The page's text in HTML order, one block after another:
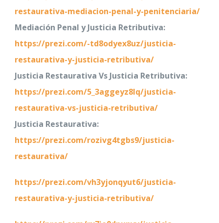
restaurativa-mediacion-penal-y-penitenciaria/
Mediación Penal y Justicia Retributiva:
https://prezi.com/-td8odyex8uz/justicia-
restaurativa-y-justicia-retributiva/
Justicia Restaurativa Vs Justicia Retributiva:
https://prezi.com/5_3aggeyz8lq/justicia-
restaurativa-vs-justicia-retributiva/
Justicia Restaurativa:
https://prezi.com/rozivg4tgbs9/justicia-
restaurativa/
https://prezi.com/vh3yjonqyut6/justicia-
restaurativa-y-justicia-retributiva/